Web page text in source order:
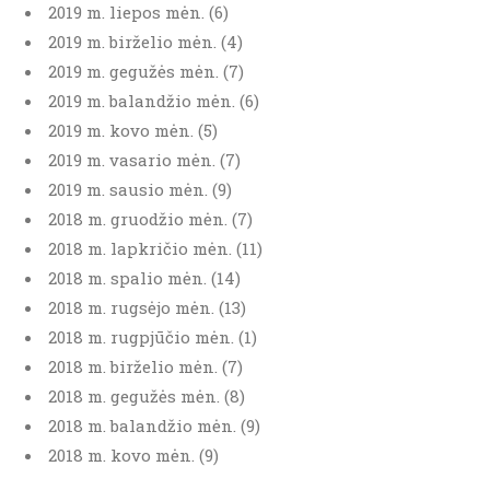
2019 m. liepos mėn. (6)
2019 m. birželio mėn. (4)
2019 m. gegužės mėn. (7)
2019 m. balandžio mėn. (6)
2019 m. kovo mėn. (5)
2019 m. vasario mėn. (7)
2019 m. sausio mėn. (9)
2018 m. gruodžio mėn. (7)
2018 m. lapkričio mėn. (11)
2018 m. spalio mėn. (14)
2018 m. rugsėjo mėn. (13)
2018 m. rugpjūčio mėn. (1)
2018 m. birželio mėn. (7)
2018 m. gegužės mėn. (8)
2018 m. balandžio mėn. (9)
2018 m. kovo mėn. (9)